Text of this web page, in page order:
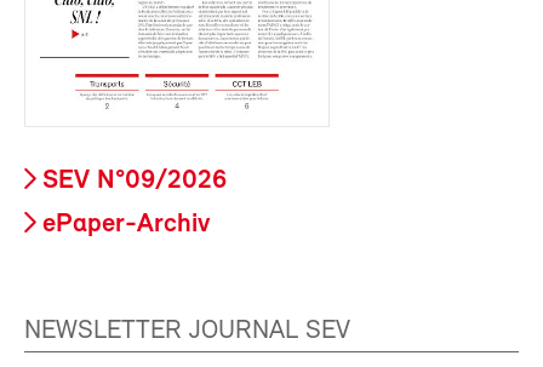
SEV N°09/2026
ePaper-Archiv
NEWSLETTER JOURNAL SEV